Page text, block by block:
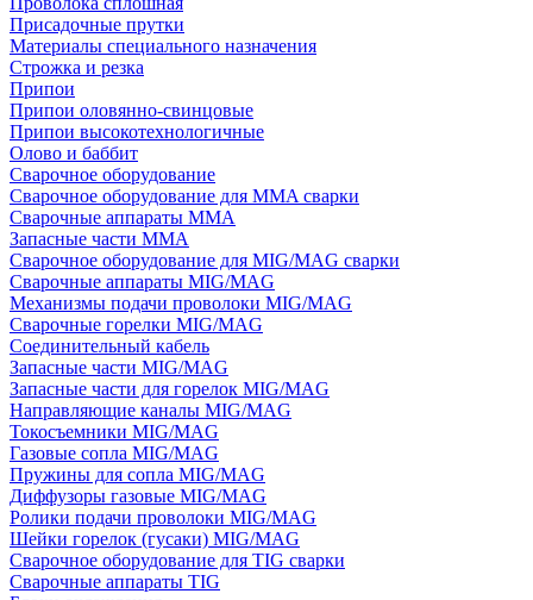
Присадочные прутки
Материалы специального назначения
Строжка и резка
Припои
Припои оловянно-свинцовые
Припои высокотехнологичные
Олово и баббит
Сварочное оборудование
Сварочное оборудование для MMA сварки
Сварочные аппараты MMA
Запасные части MMA
Сварочное оборудование для MIG/MAG сварки
Сварочные аппараты MIG/MAG
Механизмы подачи проволоки MIG/MAG
Сварочные горелки MIG/MAG
Соединительный кабель
Запасные части MIG/MAG
Запасные части для горелок MIG/MAG
Направляющие каналы MIG/MAG
Токосъемники MIG/MAG
Газовые сопла MIG/MAG
Пружины для сопла MIG/MAG
Диффузоры газовые MIG/MAG
Ролики подачи проволоки MIG/MAG
Шейки горелок (гусаки) MIG/MAG
Сварочное оборудование для TIG сварки
Сварочные аппараты TIG